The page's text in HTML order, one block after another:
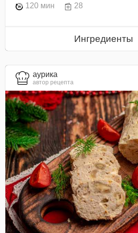
120 мин 28
Ингредиенты
aурика
автор рецепта